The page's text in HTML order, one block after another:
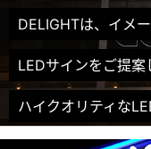
DELIGHTは、イメ
LEDサインをご提案
ハイクオリティな